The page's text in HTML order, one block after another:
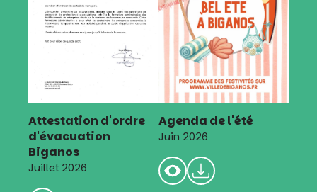
Attestation d'ordre
d'évacuation
Biganos
Juillet 2026
Agenda de l'été
Juin 2026